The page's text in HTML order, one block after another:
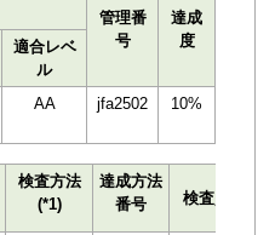
管理番
号
達成
度
適合レベ
ル
AA jfa2502 10%
検査方法
(*1)
達成方法
番号
検査員